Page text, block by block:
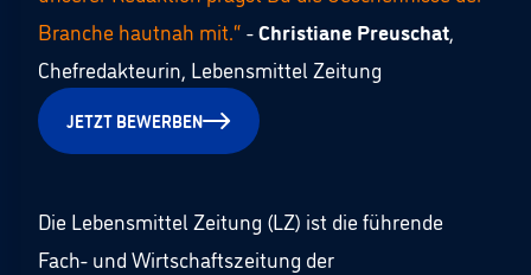
Branche hautnah mit.“ -Christiane Preuschat,
Chefredakteurin, Lebensmittel Zeitung
JETZT BEWERBEN
Die Lebensmittel Zeitung (LZ) ist die führende
Fach- und Wirtschaftszeitung der